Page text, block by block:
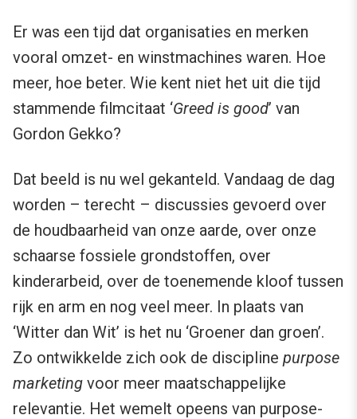
Er was een tijd dat organisaties en merken
vooral omzet- en winstmachines waren. Hoe
meer, hoe beter. Wie kent niet het uit die tijd
stammende filmcitaat ‘Greed is good’ van
Gordon Gekko?
Dat beeld is nu wel gekanteld. Vandaag de dag
worden – terecht – discussies gevoerd over
de houdbaarheid van onze aarde, over onze
schaarse fossiele grondstoffen, over
kinderarbeid, over de toenemende kloof tussen
rijk en arm en nog veel meer. In plaats van
‘Witter dan Wit’ is het nu ‘Groener dan groen’.
Zo ontwikkelde zich ook de discipline purpose
marketing voor meer maatschappelijke
relevantie. Het wemelt opeens van purpose-